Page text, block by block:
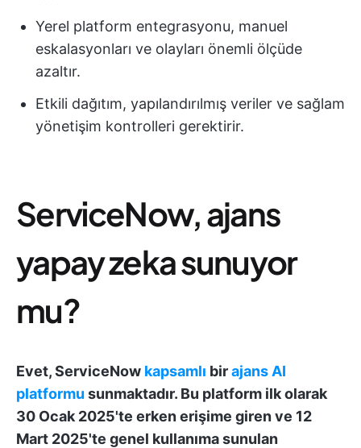
Yerel platform entegrasyonu, manuel
eskalasyonları ve olayları önemli ölçüde
azaltır.
Etkili dağıtım, yapılandırılmış veriler ve sağlam
yönetişim kontrolleri gerektirir.
ServiceNow, ajans
yapay zeka sunuyor
mu?
Evet, ServiceNow kapsamlı birajans AI
platformu sunmaktadır. Bu platform ilk olarak
30 Ocak 2025'te erken erişime giren ve 12
Mart 2025'te genel kullanıma sunulan